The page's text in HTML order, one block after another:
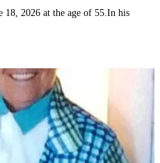
18, 2026 at the age of 55.In his